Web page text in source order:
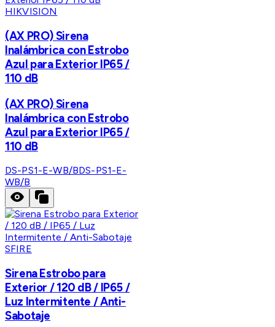
HIKVISION
(AX PRO) Sirena
Inalámbrica con Estrobo
Azul para Exterior IP65 /
110 dB
(AX PRO) Sirena
Inalámbrica con Estrobo
Azul para Exterior IP65 /
110 dB
DS-PS1-E-WB/BDS-PS1-E-
WB/B
SFIRE
Sirena Estrobo para
Exterior / 120 dB / IP65 /
Luz Intermitente / Anti-
Sabotaje